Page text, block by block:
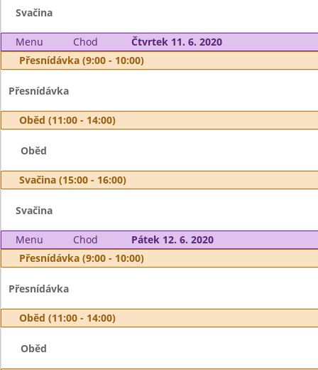
Svačina
Menu Chod
Čtvrtek 11. 6. 2020
Přesnídávka (9:00 - 10:00)
Přesnídávka
Oběd (11:00 - 14:00)
Oběd
Svačina (15:00 - 16:00)
Svačina
Menu Chod
Pátek 12. 6. 2020
Přesnídávka (9:00 - 10:00)
Přesnídávka
Oběd (11:00 - 14:00)
Oběd